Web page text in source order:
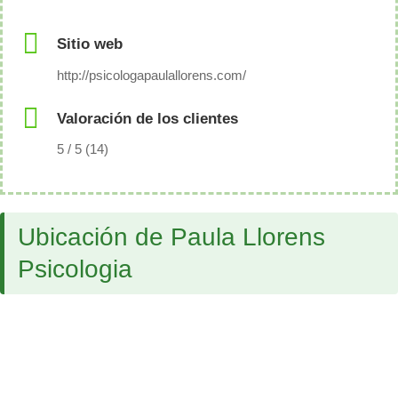
Sitio web
http://psicologapaulallorens.com/
Valoración de los clientes
5 / 5 (14)
Ubicación de Paula Llorens
Psicologia